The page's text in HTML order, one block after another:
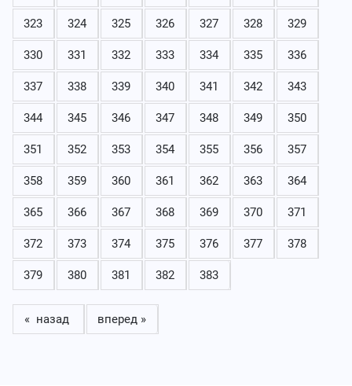
323 324 325 326 327 328 329
330 331 332 333 334 335 336
337 338 339 340 341 342 343
344 345 346 347 348 349 350
351 352 353 354 355 356 357
358 359 360 361 362 363 364
365 366 367 368 369 370 371
372 373 374 375 376 377 378
379 380 381 382 383
« назад вперед »